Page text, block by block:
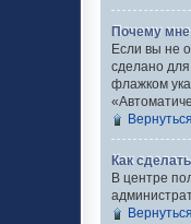
Почему мне
Если вы не
сделано
флажком
Как
В центре